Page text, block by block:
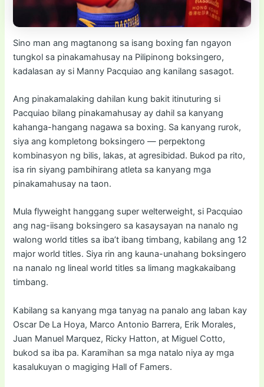
Sino man ang magtanong sa isang boxing fan ngayon
tungkol sa pinakamahusay na Pilipinong boksingero,
kadalasan ay si Manny Pacquiao ang kanilang sasagot.
Ang pinakamalaking dahilan kung bakit itinuturing si
Pacquiao bilang pinakamahusay ay dahil sa kanyang
kahanga-hangang nagawa sa boxing. Sa kanyang rurok,
siya ang kompletong boksingero — perpektong
kombinasyon ng bilis, lakas, at agresibidad. Bukod pa rito,
isa rin siyang pambihirang atleta sa kanyang mga
pinakamahusay na taon.
Mula flyweight hanggang super welterweight, si Pacquiao
ang nag-iisang boksingero sa kasaysayan na nanalo ng
walong world titles sa iba’t ibang timbang, kabilang ang 12
major world titles. Siya rin ang kauna-unahang boksingero
na nanalo ng lineal world titles sa limang magkakaibang
timbang.
Kabilang sa kanyang mga tanyag na panalo ang laban kay
Oscar De La Hoya, Marco Antonio Barrera, Erik Morales,
Juan Manuel Marquez, Ricky Hatton, at Miguel Cotto,
bukod sa iba pa. Karamihan sa mga natalo niya ay mga
kasalukuyan o magiging Hall of Famers.